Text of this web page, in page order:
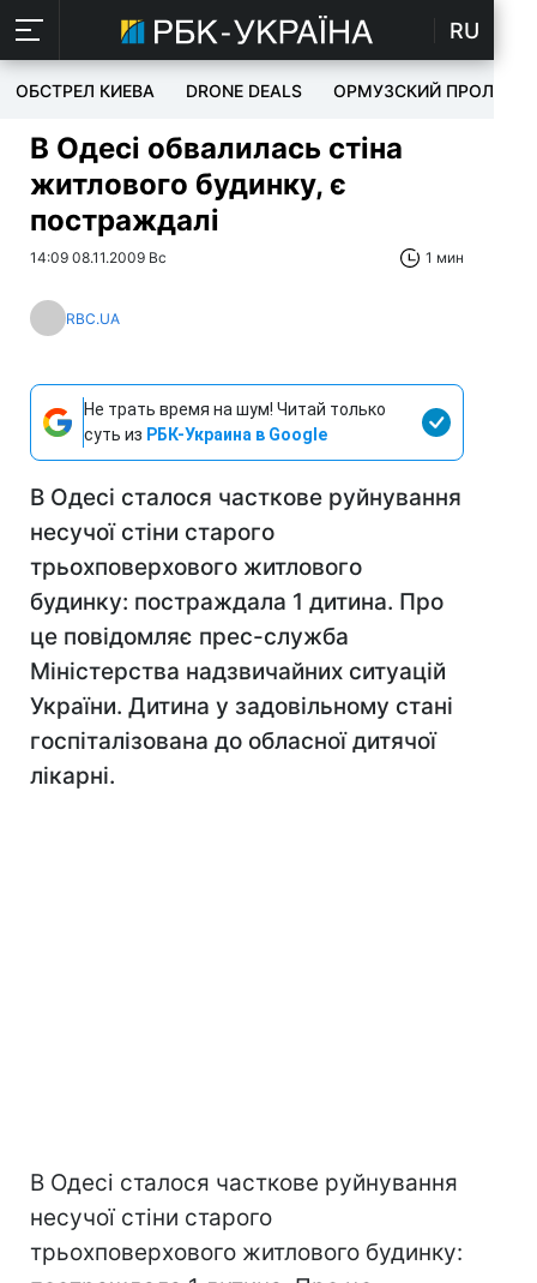
RU
ОБСТРЕЛ КИЕВА DRONE DEALS ОРМУЗСКИЙ ПРОЛИВ
В Одесі обвалилась стіна
житлового будинку, є
постраждалі
14:09 08.11.2009 Вс 1 мин
RBC.UA
Не трать время на шум! Читай только
суть из РБК-Украина в Google
В Одесі сталося часткове руйнування
несучої стіни старого
трьохповерхового житлового
будинку: постраждала 1 дитина. Про
це повідомляє прес-служба
Міністерства надзвичайних ситуацій
України. Дитина у задовільному стані
госпіталізована до обласної дитячої
лікарні.
В Одесі сталося часткове руйнування
несучої стіни старого
трьохповерхового житлового будинку: